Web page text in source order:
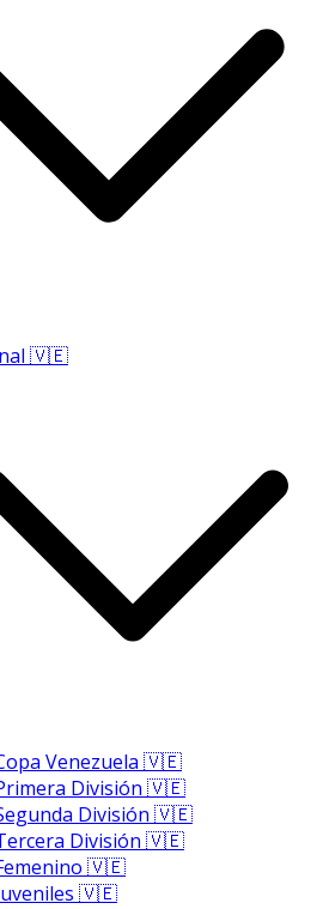
🇻🇪
Venezuela 🇻🇪
División 🇻🇪
División 🇻🇪
División 🇻🇪
🇻🇪
🇻🇪